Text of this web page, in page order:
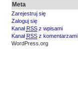
Meta
Zarejestruj się
Zaloguj się
Kanał RSSz wpisami
Kanał RSSz komentarzami
WordPress.org